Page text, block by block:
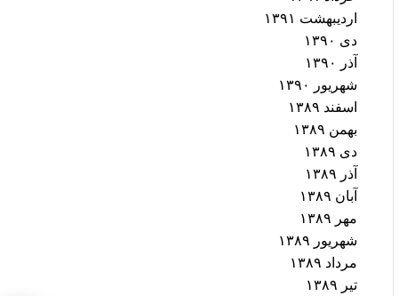
اردیبهشت ۱۳۹۱
دی ۱۳۹۰
آذر ۱۳۹۰
شهریور ۱۳۹۰
اسفند ۱۳۸۹
بهمن ۱۳۸۹
دی ۱۳۸۹
آذر ۱۳۸۹
آبان ۱۳۸۹
مهر ۱۳۸۹
شهریور ۱۳۸۹
مرداد ۱۳۸۹
تیر ۱۳۸۹